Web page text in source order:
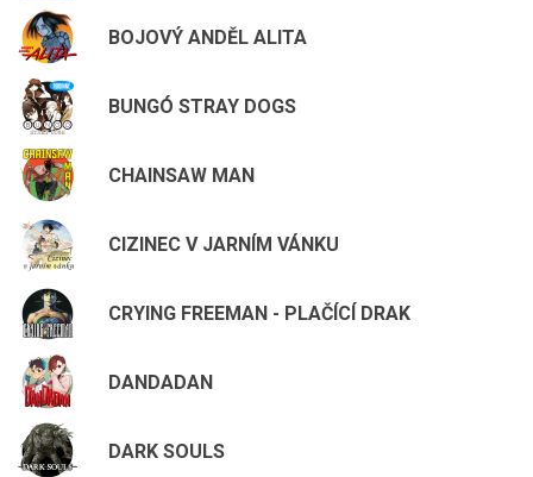
BOJOVÝ ANDĚL ALITA
BUNGÓ STRAY DOGS
CHAINSAW MAN
CIZINEC V JARNÍM VÁNKU
CRYING FREEMAN - PLAČÍCÍ DRAK
DANDADAN
DARK SOULS